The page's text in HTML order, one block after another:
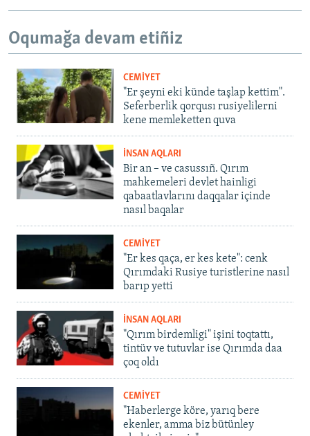
Oqumağa devam etiñiz
CEMİYET
"Er şeyni eki künde taşlap kettim".
Seferberlik qorqusı rusiyelilerni
kene memleketten quva
İNSAN AQLARI
Bir an – ve casussıñ. Qırım
mahkemeleri devlet hainligi
qabaatlavlarını daqqalar içinde
nasıl baqalar
CEMİYET
"Er kes qaça, er kes kete": cenk
Qırımdaki Rusiye turistlerine nasıl
barıp yetti
İNSAN AQLARI
"Qırım birdemligi" işini toqtattı,
tintüv ve tutuvlar ise Qırımda daa
çoq oldı
CEMİYET
"Haberlerge köre, yarıq bere
ekenler, amma biz bütünley